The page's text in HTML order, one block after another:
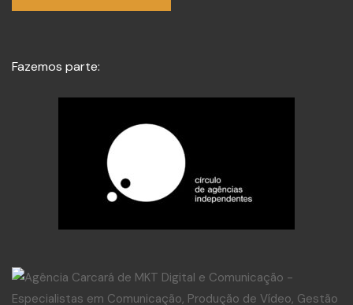
Fazemos parte: